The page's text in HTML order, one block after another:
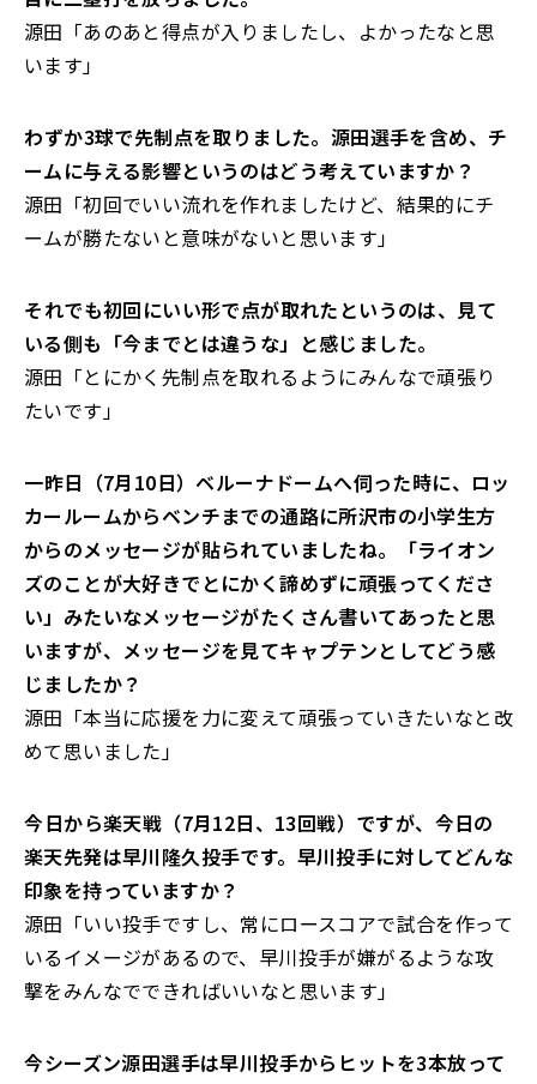
源田「あのあと得点が入りましたし、よかったなと思
います」
――わずか3球で先制点を取りました。源田選手を含め、チ
ームに与える影響というのはどう考えていますか？
源田「初回でいい流れを作れましたけど、結果的にチ
ームが勝たないと意味がないと思います」
――それでも初回にいい形で点が取れたというのは、見て
いる側も「今までとは違うな」と感じました。
源田「とにかく先制点を取れるようにみんなで頑張り
たいです」
――一昨日（7月10日）ベルーナドームへ伺った時に、ロッ
カールームからベンチまでの通路に所沢市の小学生方
からのメッセージが貼られていましたね。「ライオン
ズのことが大好きでとにかく諦めずに頑張ってくださ
い」みたいなメッセージがたくさん書いてあったと思
いますが、メッセージを見てキャプテンとしてどう感
じましたか？
源田「本当に応援を力に変えて頑張っていきたいなと改
めて思いました」
――今日から楽天戦（7月12日、13回戦）ですが、今日の
楽天先発は早川隆久投手です。早川投手に対してどんな
印象を持っていますか？
源田「いい投手ですし、常にロースコアで試合を作って
いるイメージがあるので、早川投手が嫌がるような攻
撃をみんなでできればいいなと思います」
――今シーズン源田選手は早川投手からヒットを3本放って